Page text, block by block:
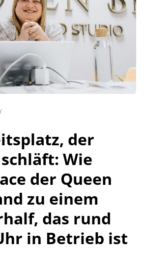
der
Wie
der Queen
zu einem
das rund
in Betrieb ist